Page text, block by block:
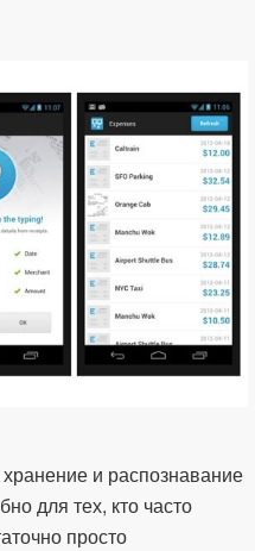
и распознавание
для тех, кто часто
просто